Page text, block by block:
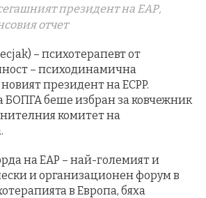
президент на ЕАР,
отчет
– психотерапевт от
– психодинамична
президент на ECPP.
БОПГА беше избран за ковчежник
комитет на
на EAP – най-големият и
и организационен форум в
в Европа, бяха